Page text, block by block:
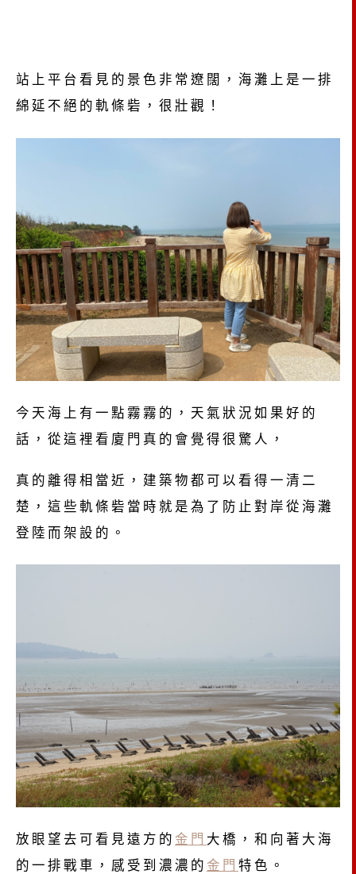
站上平台看見的景色非常遼闊，海灘上是一排
綿延不絕的軌條砦，很壯觀！
今天海上有一點霧霧的，天氣狀況如果好的
話，從這裡看廈門真的會覺得很驚人，
真的離得相當近，建築物都可以看得一清二
楚，這些軌條砦當時就是為了防止對岸從海灘
登陸而架設的。
放眼望去可看見遠方的 金門 大橋，和向著大海
的一排戰車，感受到濃濃的 金門 特色。